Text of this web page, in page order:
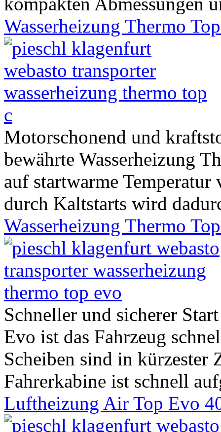
Wasserheizung Thermo
Motorschonend und
bewährte Wasserheizung
auf startwarme
durch Kaltstarts wird
Wasserheizung Thermo
Schneller und sicherer
Evo ist das Fahrzeug
Scheiben sind in kürzester
Fahrerkabine ist schnell
Luftheizung Air Top Evo